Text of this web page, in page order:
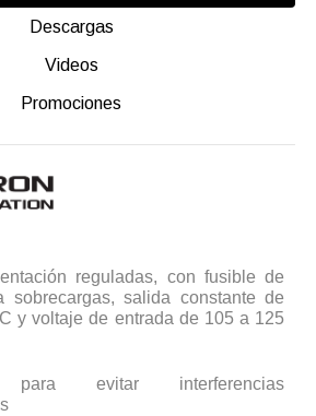
Descargas
Videos
Promociones
reguladas, con fusible de
sobrecargas, salida constante de
y voltaje de entrada de 105 a 125
evitar interferencias